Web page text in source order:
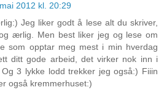
2012 kl. 20:29
Jeg liker godt å lese alt du skriver,
ærlig. Men best liker jeg og lese om
som opptar meg mest i min hverdag
ditt gode arbeid, det virker nok inn i
3 lykke lodd trekker jeg også:) Fiiin
også kremmerhuset:)